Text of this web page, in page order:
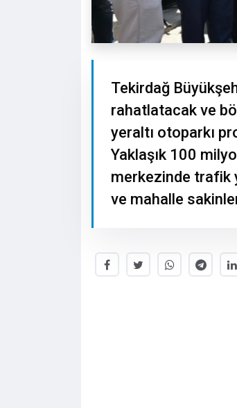
Tekirdağ
rahatlatacak ve
yeraltı otoparkı
Yaklaşık 100
merkezinde trafik
ve mahalle